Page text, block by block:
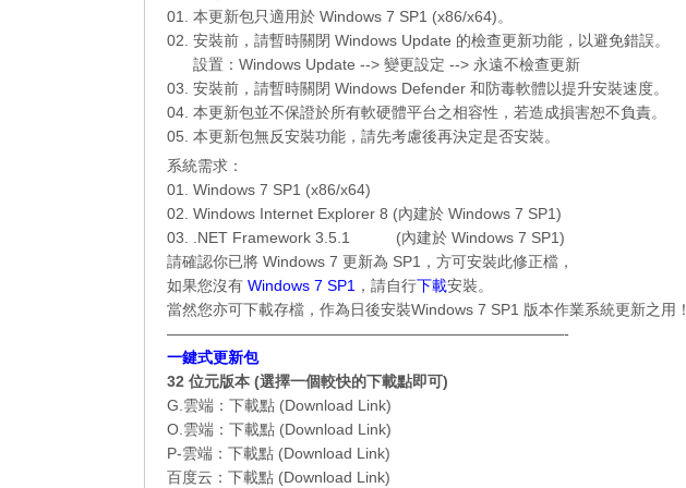
01. 本更新包只適用於 Windows 7 SP1 (x86/x64)。
02. 安裝前，請暫時關閉 Windows Update 的檢查更新功能，以避免錯誤。
設置：Windows Update --> 變更設定 --> 永遠不檢查更新
03. 安裝前，請暫時關閉 Windows Defender 和防毒軟體以提升安裝速度。
04. 本更新包並不保證於所有軟硬體平台之相容性，若造成損害恕不負責。
05. 本更新包無反安裝功能，請先考慮後再決定是否安裝。
系統需求：
01. Windows 7 SP1 (x86/x64)
02. Windows Internet Explorer 8 (內建於 Windows 7 SP1)
03. .NET Framework 3.5.1
(內建於 Windows 7 SP1)
請確認你已將 Windows 7 更新為 SP1，方可安裝此修正檔，
如果您沒有 Windows 7 SP1 ，請自行下載安裝。
當然您亦可下載存檔，作為日後安裝Windows 7 SP1 版本作業系統更新之用！
——————————————————————————-
一鍵式更新包
32 位元版本 (選擇一個較快的下載點即可)
G.雲端： 下載點 (Download Link)
O.雲端： 下載點 (Download Link)
P-雲端： 下載點 (Download Link)
百度云： 下載點 (Download Link)